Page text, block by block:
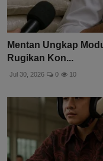
Mentan Ungkap
Rugikan Kon...
Jul 30, 2026 0 10